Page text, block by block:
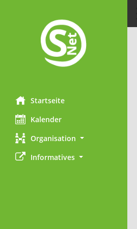
Startseite
Kalender
Organisation
Informatives